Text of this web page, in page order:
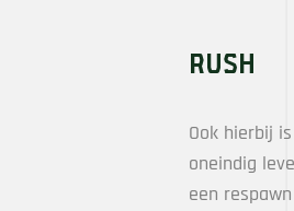
Rush
Ook hierbij
oneindig
een